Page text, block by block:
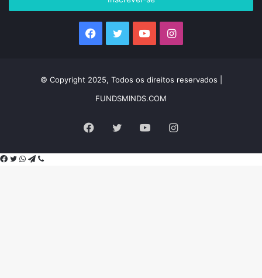
e-
Facebook
Twitter YouTubeInstagram
© Copyright 2025, Todos os direitos reservados |
FUNDSMINDS.COM
Facebook
Twitter YouTubeInstagram
Facebook
Twitter
WhatsApp
Telegram